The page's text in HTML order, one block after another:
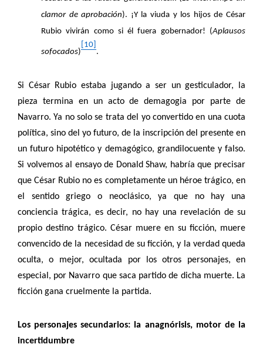
clamor de aprobación). ¡Y la viuda y los hijos de César
Rubio vivirán como si él fuera gobernador! (Aplausos
sofocados)
[10]
.
Si César Rubio estaba jugando a ser un gesticulador, la
pieza termina en un acto de demagogia por parte de
Navarro. Ya no solo se trata del yo convertido en una cuota
política, sino del yo futuro, de la inscripción del presente en
un futuro hipotético y demagógico, grandilocuente y falso.
Si volvemos al ensayo de Donald Shaw, habría que precisar
que César Rubio no es completamente un héroe trágico, en
el sentido griego o neoclásico, ya que no hay una
conciencia trágica, es decir, no hay una revelación de su
propio destino trágico. César muere en su ficción, muere
convencido de la necesidad de su ficción, y la verdad queda
oculta, o mejor, ocultada por los otros personajes, en
especial, por Navarro que saca partido de dicha muerte. La
ficción gana cruelmente la partida.
Los personajes secundarios: la anagnórisis, motor de la
incertidumbre